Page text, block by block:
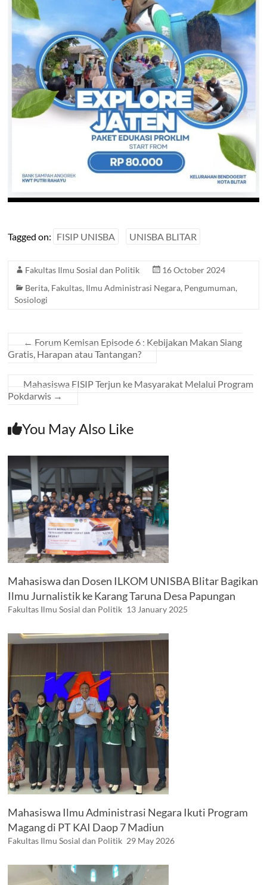
Tagged on: FISIP UNISBA UNISBA BLITAR
Fakultas Ilmu Sosial dan Politik
16 October 2024
Berita, Fakultas, Ilmu Administrasi Negara, Pengumuman,
Sosiologi
← Forum Kemisan Episode 6 : Kebijakan Makan Siang
Gratis, Harapan atau Tantangan?
Mahasiswa FISIP Terjun ke Masyarakat Melalui Program
Pokdarwis →
You May Also Like
Mahasiswa dan Dosen ILKOM UNISBA Blitar Bagikan
Ilmu Jurnalistik ke Karang Taruna Desa Papungan
Fakultas Ilmu Sosial dan Politik 13 January 2025
Mahasiswa Ilmu Administrasi Negara Ikuti Program
Magang di PT KAI Daop 7 Madiun
Fakultas Ilmu Sosial dan Politik 29 May 2026